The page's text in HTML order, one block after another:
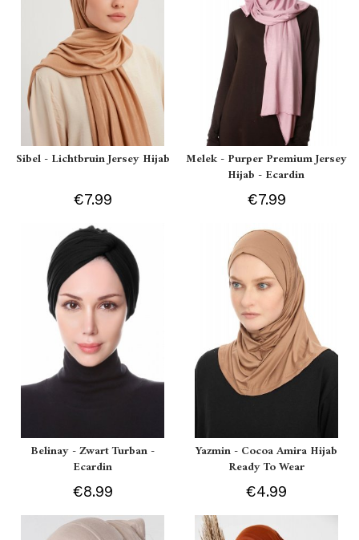
Sibel - Lichtbruin Jersey Hijab
€7.99
Melek - Purper Premium Jersey
Hijab - Ecardin
€7.99
Belinay - Zwart Turban -
Ecardin
€8.99
Yazmin - Cocoa Amira Hijab
Ready To Wear
€4.99